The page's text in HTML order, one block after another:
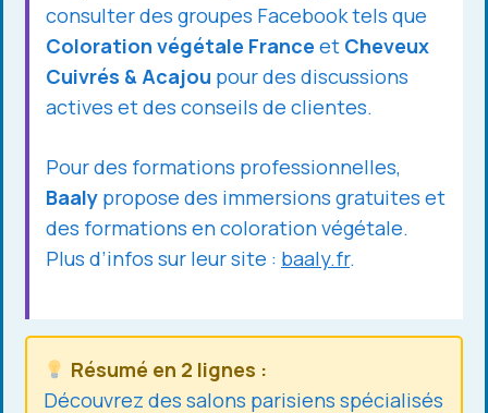
consulter des groupes Facebook tels que
Coloration végétale France et Cheveux
Cuivrés & Acajou pour des discussions
actives et des conseils de clientes.
Pour des formations professionnelles,
Baaly propose des immersions gratuites et
des formations en coloration végétale.
Plus d’infos sur leur site : baaly.fr.
Résumé en 2 lignes :
Découvrez des salons parisiens spécialisés